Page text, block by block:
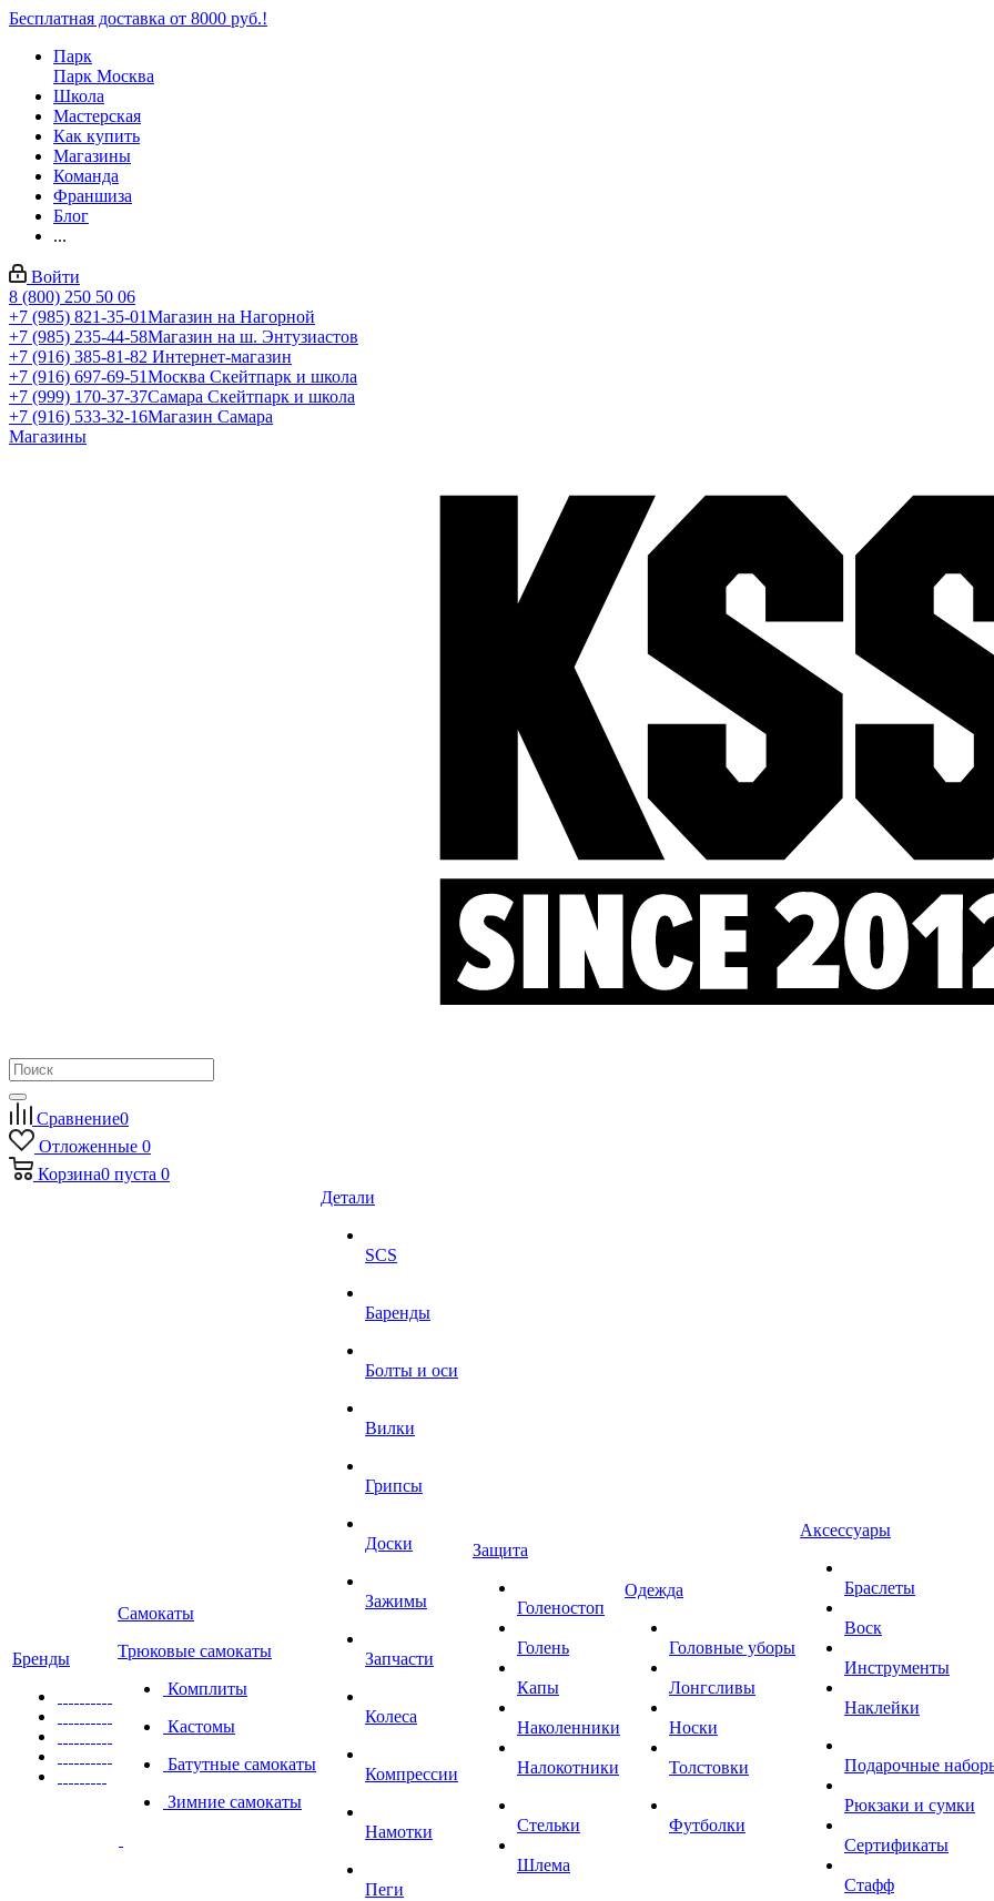
Бесплатная доставка от 8000 руб.!
Парк
Парк Москва
Школа
Мастерская
Как купить
Магазины
Команда
Франшиза
Блог
...
Войти
8 (800) 250 50 06
+7 (985) 821-35-01Магазин на Нагорной
+7 (985) 235-44-58Магазин на ш. Энтузиастов
+7 (916) 385-81-82 Интернет-магазин
+7 (916) 697-69-51Москва Скейтпарк и школа
+7 (999) 170-37-37Самара Скейтпарк и школа
+7 (916) 533-32-16Магазин Самара
Магазины
Сравнение0
Отложенные 0
Корзина0 пуста 0
Бренды
Самокаты
Трюковые самокаты
Комплиты
Кастомы
Батутные самокаты
Зимние самокаты
Детали
SCS
Баренды
Болты и оси
Вилки
Грипсы
Доски
Зажимы
Запчасти
Колеса
Компрессии
Намотки
Пеги
Защита
Голеностоп
Голень
Капы
Наколенники
Налокотники
Стельки
Шлема
Одежда
Головные уборы
Лонгсливы
Носки
Толстовки
Футболки
Аксессуары
Браслеты
Воск
Инструменты
Наклейки
Подарочные
Рюкзаки и сумки
Сертификаты
Стафф